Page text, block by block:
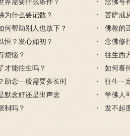
界需要什么条件？
为什么要记数？
何帮助别人也放下？
恒？发心如初？
烦恼？
才能往生吗？
助念一般需要多长时
默念好还是出声念
制吗？
想出的
念佛号
菩萨戒
受吗？
佛教的
念佛修
件是什
往生西
生吗？
如何看
识？
往生一
德吗？
学佛人
法？
发不起